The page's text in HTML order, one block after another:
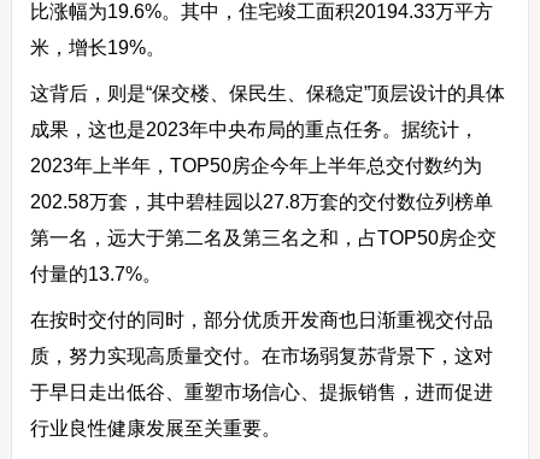
比涨幅为19.6%。其中，住宅竣工面积20194.33万平方
米，增长19%。
这背后，则是“保交楼、保民生、保稳定”顶层设计的具体
成果，这也是2023年中央布局的重点任务。据统计，
2023年上半年，TOP50房企今年上半年总交付数约为
202.58万套，其中碧桂园以27.8万套的交付数位列榜单
第一名，远大于第二名及第三名之和，占TOP50房企交
付量的13.7%。
在按时交付的同时，部分优质开发商也日渐重视交付品
质，努力实现高质量交付。在市场弱复苏背景下，这对
于早日走出低谷、重塑市场信心、提振销售，进而促进
行业良性健康发展至关重要。